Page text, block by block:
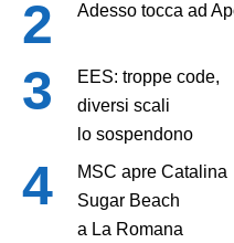
Adesso tocca ad
EES: troppe code,
diversi scali
lo sospendono
MSC apre Catalina
Sugar Beach
a La Romana